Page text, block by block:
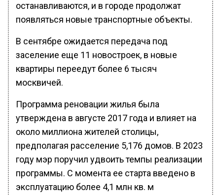
останавливаются, и в городе продолжат
появляться новые транспортные объекты.
В сентябре ожидается передача под
заселение еще 11 новостроек, в новые
квартиры переедут более 6 тысяч
москвичей.
Программа реновации жилья была
утверждена в августе 2017 года и влияет на
около миллиона жителей столицы,
предполагая расселение 5,176 домов. В 2023
году мэр поручил удвоить темпы реализации
программы. С момента ее старта введено в
эксплуатацию более 4,1 млн кв. м